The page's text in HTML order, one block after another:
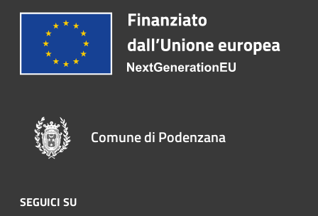
Comune di Podenzana
SEGUICI SU